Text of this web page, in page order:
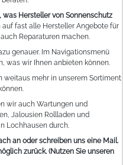
was Hersteller von Sonnenschutz
auf fast alle Hersteller Angebote für
Reparaturen machen.
genauer. Im Navigationsmenü
was wir Ihnen anbieten können.
weitaus mehr in unserem Sortiment
wir auch Wartungen und
Jalousien Rollladen und
Lochhausen durch.
an oder schreiben uns eine Mail.
zurück. (Nutzen Sie unseren